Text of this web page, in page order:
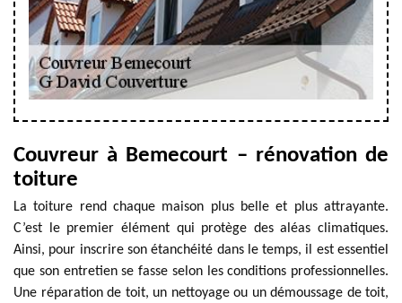
Couvreur à Bemecourt – rénovation de
toiture
La toiture rend chaque maison plus belle et plus attrayante.
C’est le premier élément qui protège des aléas climatiques.
Ainsi, pour inscrire son étanchéité dans le temps, il est essentiel
que son entretien se fasse selon les conditions professionnelles.
Une réparation de toit, un nettoyage ou un démoussage de toit,